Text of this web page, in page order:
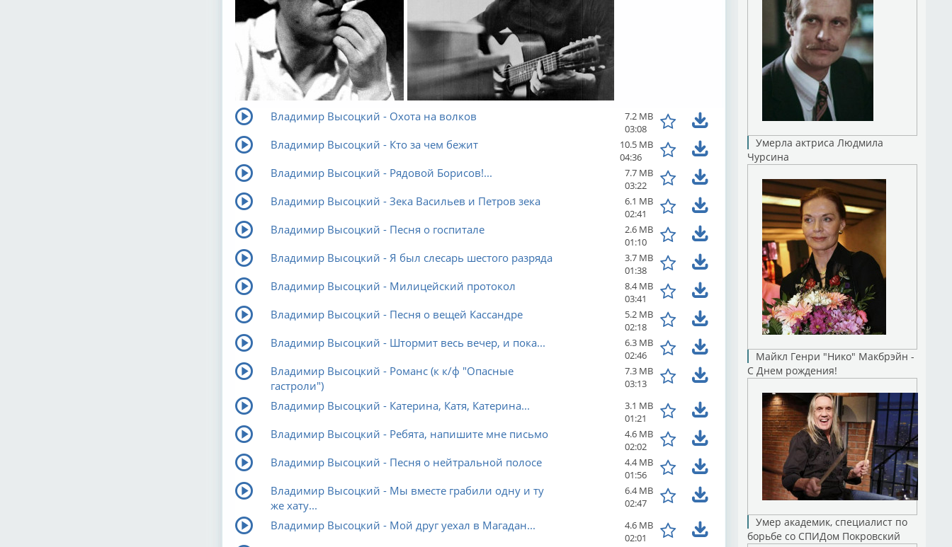
Владимир Высоцкий - Охота на волков
7.2 MB
03:08
Владимир Высоцкий - Кто за чем бежит
10.5 MB
04:36
Владимир Высоцкий - Рядовой Борисов!...
7.7 MB
03:22
Владимир Высоцкий - Зека Васильев и Петров зека
6.1 MB
02:41
Владимир Высоцкий - Песня о госпитале
2.6 MB
01:10
Владимир Высоцкий - Я был слесарь шестого разряда
3.7 MB
01:38
Владимир Высоцкий - Милицейский протокол
8.4 MB
03:41
Владимир Высоцкий - Песня о вещей Кассандре
5.2 MB
02:18
Владимир Высоцкий - Штормит весь вечер, и пока...
6.3 MB
02:46
Владимир Высоцкий - Романс (к к/ф "Опасные
гастроли")
7.3 MB
03:13
Владимир Высоцкий - Катерина, Катя, Катерина...
3.1 MB
01:21
Владимир Высоцкий - Ребята, напишите мне письмо
4.6 MB
02:02
Владимир Высоцкий - Песня о нейтральной полосе
4.4 MB
01:56
Владимир Высоцкий - Мы вместе грабили одну и ту
же хату...
6.4 MB
02:47
Владимир Высоцкий - Мой друг уехал в Магадан...
4.6 MB
02:01
Умерла актриса Людмила
Чурсина
Майкл Генри "Нико" Макбрэйн -
С Днем рождения!
Умер академик, специалист по
борьбе со СПИДом Покровский